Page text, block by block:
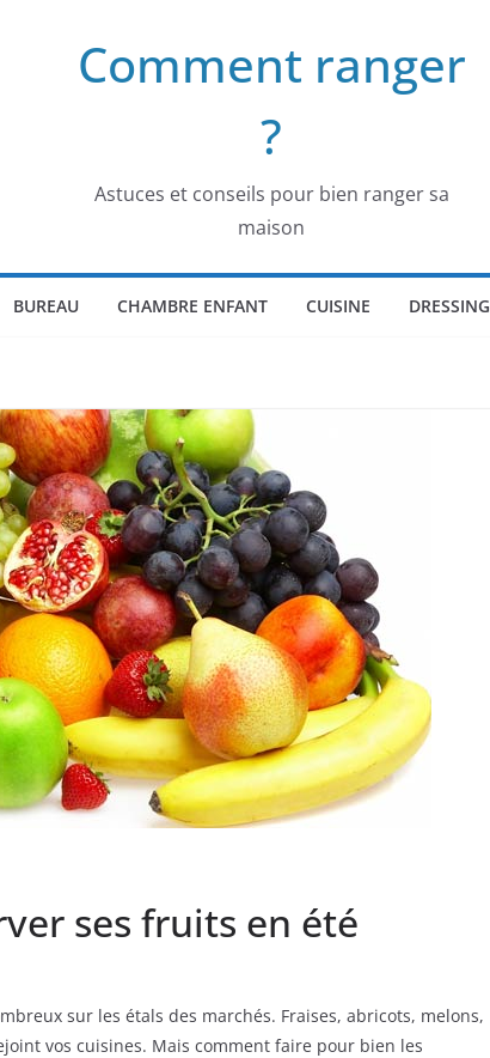
Comment ranger
?
Astuces et conseils pour bien ranger sa
maison
BUREAU CHAMBRE ENFANT CUISINE DRESSING
ses fruits en été
sur les étals des marchés. Fraises, abricots, melons,
vos cuisines. Mais comment faire pour bien les